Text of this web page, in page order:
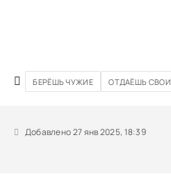
БЕРЁШЬ ЧУЖИЕ ОТДАЁШЬ СВОИ
Добавлено 27 янв 2025, 18:39